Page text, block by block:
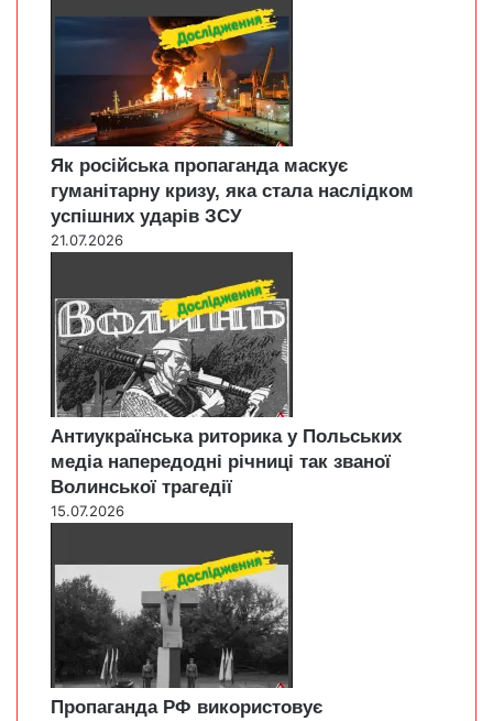
Як російська пропаганда маскує
гуманітарну кризу, яка стала наслідком
успішних ударів ЗСУ
21.07.2026
Антиукраїнська риторика у Польських
медіа напередодні річниці так званої
Волинської трагедії
15.07.2026
Пропаганда РФ використовує